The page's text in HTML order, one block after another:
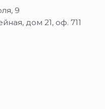
9
дом 21, оф. 711